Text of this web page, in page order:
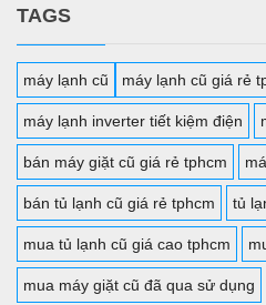
TAGS
máy lạnh cũ máy lạnh cũ giá rẻ
máy lạnh inverter tiết kiệm điện
bán máy giặt cũ giá rẻ tphcm
bán tủ lạnh cũ giá rẻ tphcm tủ
mua tủ lạnh cũ giá cao tphcm
mua máy giặt cũ đã qua sử dụng